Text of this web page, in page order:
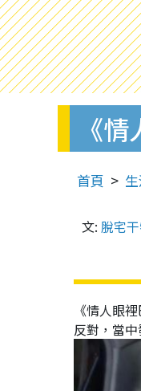
《
首頁
文: 脫宅
《情人眼
反對，當